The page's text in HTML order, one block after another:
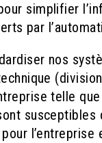
simplifier
par
nos
telle